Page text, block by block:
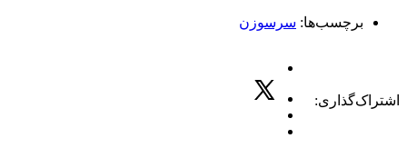
برچسب‌ها: سرسوزن
اشتراک‌گذاری: